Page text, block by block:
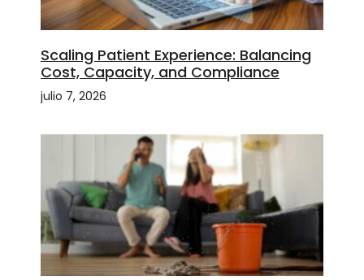
Scaling Patient Experience: Balancing
Cost, Capacity, and Compliance
julio 7, 2026